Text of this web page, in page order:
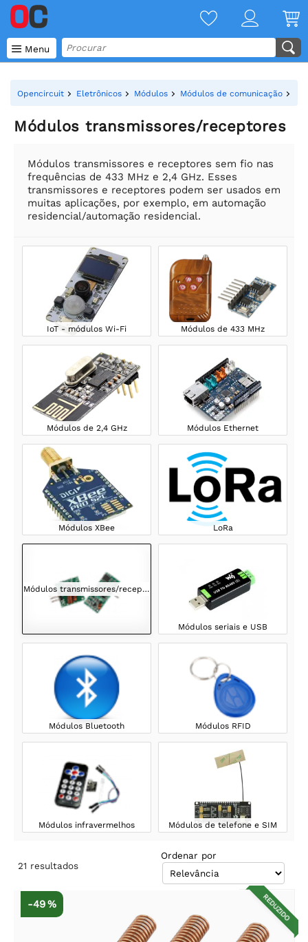
 Menu
Opencircuit Eletrônicos Módulos Módulos de comunicação
Módulos transmissores/receptores
Módulos transmissores e receptores sem fio nas
frequências de 433 MHz e 2,4 GHz. Esses
transmissores e receptores podem ser usados em
muitas aplicações, por exemplo, em automação
residencial/automação residencial.
IoT - módulos Wi-Fi Módulos de 433 MHz
Módulos de 2,4 GHz Módulos Ethernet
Módulos XBee LoRa
Módulos transmissores/receptores
Módulos seriais e USB
Módulos Bluetooth Módulos RFID
Módulos infravermelhos Módulos de telefone e SIM
21 resultados
Ordenar por
REDUZIDO
-49 %